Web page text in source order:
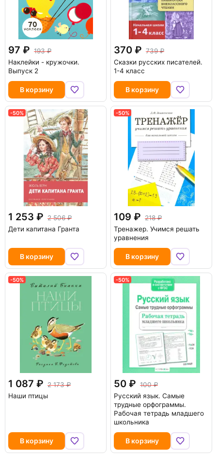
97
193
Наклейки - кружочки.
Выпуск 2
В корзину
370
739
Сказки русских писателей.
1-4 класс
В корзину
-50%
1 253
2 506
Дети капитана Гранта
В корзину
-50%
109
218
Тренажер. Учимся решать
уравнения
В корзину
-50%
1 087
2 173
Наши птицы
В корзину
-50%
50
100
Русский язык. Самые
трудные орфограммы.
Рабочая тетрадь младшего
школьника
В корзину